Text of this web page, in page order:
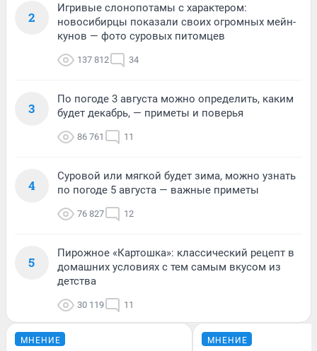
2
Игривые слонопотамы с характером:
новосибирцы показали своих огромных мейн-
кунов — фото суровых питомцев
137 812 34
3
По погоде 3 августа можно определить, каким
будет декабрь, — приметы и поверья
86 761 11
4
Суровой или мягкой будет зима, можно узнать
по погоде 5 августа — важные приметы
76 827 12
5
Пирожное «Картошка»: классический рецепт в
домашних условиях с тем самым вкусом из
детства
30 119 11
МНЕНИЕ МНЕНИЕ